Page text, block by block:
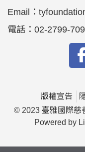
Email：
電話： 02-2799-
版權宣告
© 2023 臺雅國際慈
Powered by